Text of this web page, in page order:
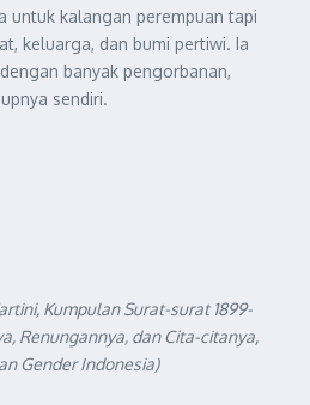
untuk kalangan perempuan tapi
keluarga, dan bumi pertiwi. Ia
banyak pengorbanan,
sendiri.
Kumpulan Surat-surat 1899-
Renungannya, dan Cita-citanya,
Gender Indonesia)